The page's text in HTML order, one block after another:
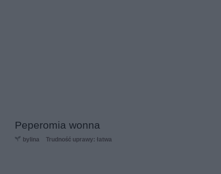
Peperomia wonna
bylina Trudność uprawy: łatwa